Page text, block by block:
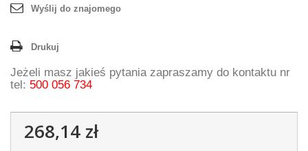
Wyślij do znajomego
Drukuj
Jeżeli masz jakieś pytania zapraszamy do kontaktu nr
tel: 500 056 734
268,14 zł